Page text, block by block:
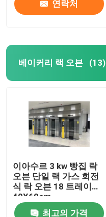
연락처
베이커리 랙 오븐 (13)
이아수르 3 kw 빵집 락
오븐 단일 랙 가스 회전
식 락 오븐 18 트레이
40X60cm
최고의 가격